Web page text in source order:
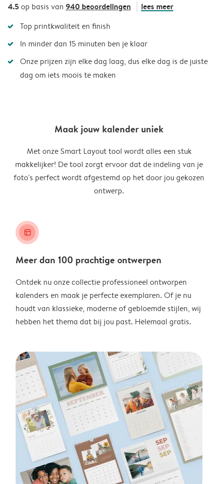
4.5op basis van 940 beoordelingen lees meer
Top printkwaliteit en finish
In minder dan 15 minuten ben je klaar
Onze prijzen zijn elke dag laag, dus elke dag is de juiste
dag om iets moois te maken
Maak jouw kalender uniek
Met onze Smart Layout tool wordt alles een stuk
makkelijker! De tool zorgt ervoor dat de indeling van je
foto's perfect wordt afgestemd op het door jou gekozen
ontwerp.
layout_alt
Meer dan 100 prachtige ontwerpen
Ontdek nu onze collectie professioneel ontworpen
kalenders en maak je perfecte exemplaren. Of je nu
houdt van klassieke, moderne of gebloemde stijlen, wij
hebben het thema dat bij jou past. Helemaal gratis.